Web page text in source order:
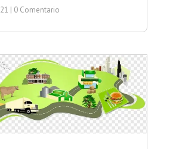
| 0 Comentario